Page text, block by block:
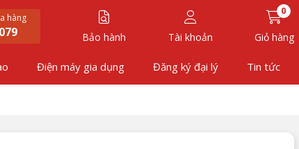
hàng
Bảo hành Tài khoản
0
Giỏ hàng
Điện máy gia dụng Đăng ký đại lý Tin tức